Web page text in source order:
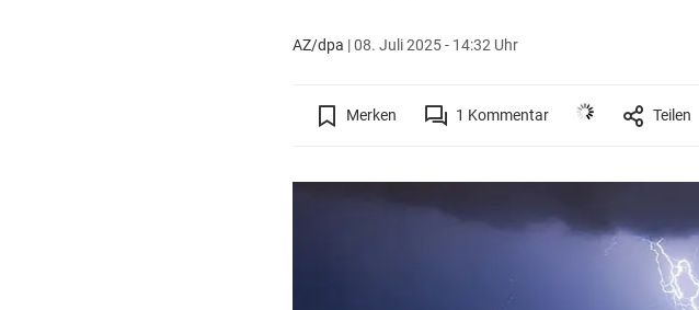
AZ/dpa |08. Juli 2025 - 14:32 Uhr
Merken 1 Kommentar Teilen